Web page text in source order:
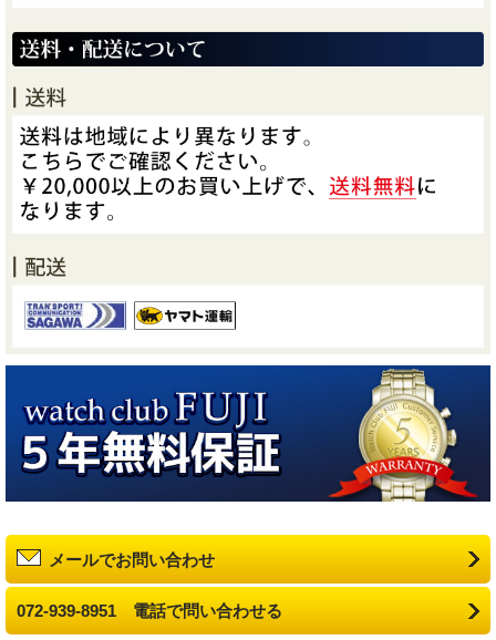
メールでお問い合わせ
072-939-8951 電話で問い合わせる